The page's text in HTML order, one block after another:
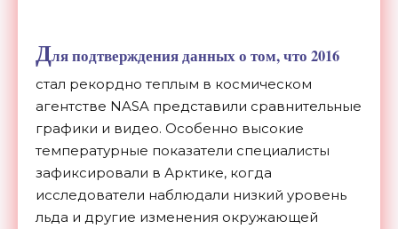
Для подтверждения данных о том, что 2016
стал рекордно теплым в космическом
агентстве NASA представили сравнительные
графики и видео. Особенно высокие
температурные показатели специалисты
зафиксировали в Арктике, когда
исследователи наблюдали низкий уровень
льда и другие изменения окружающей